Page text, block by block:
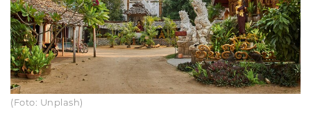
(Foto: Unplash)